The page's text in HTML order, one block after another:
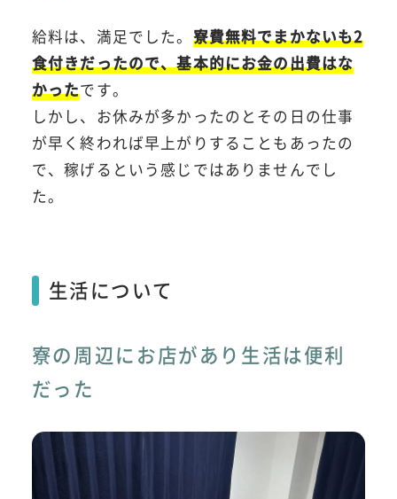
給料は、満足でした。 寮費無料でまかないも2
食付きだったので、基本的にお金の出費はな
かったです。
しかし、お休みが多かったのとその日の仕事
が早く終われば早上がりすることもあったの
で、稼げるという感じではありませんでし
た。
生活について
寮の周辺にお店があり生活は便利
だった